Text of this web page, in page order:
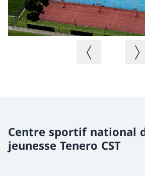
Image précédente
Centre sportif national
jeunesse Tenero CST